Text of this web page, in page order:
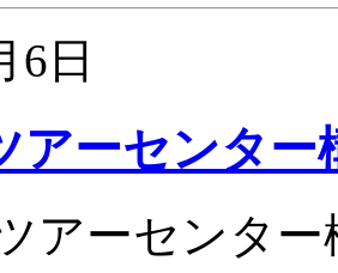
6日
アーセンター
アーセンタ